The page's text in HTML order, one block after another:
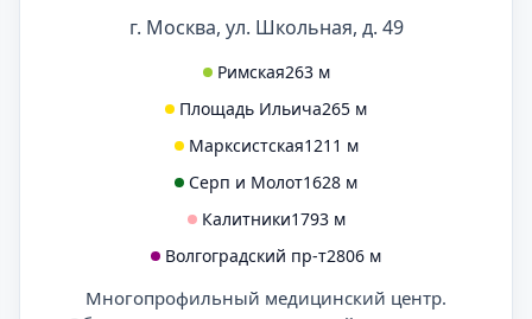
г. Москва, ул. Школьная, д. 49
Римская263 м
Площадь Ильича265 м
Марксистская1211 м
Серп и Молот1628 м
Калитники1793 м
Волгоградский пр-т2806 м
Многопрофильный медицинский центр.